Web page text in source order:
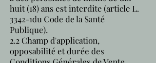
huit (18) ans est interdite (article L.
3342-1du Code de la Santé
Publique).
2.2 Champ d'application,
opposabilité et durée des